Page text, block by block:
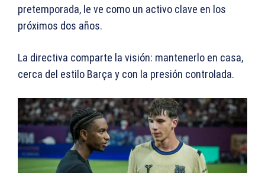
pretemporada, le ve como un activo clave en los
próximos dos años.
La directiva comparte la visión: mantenerlo en casa,
cerca del estilo Barça y con la presión controlada.